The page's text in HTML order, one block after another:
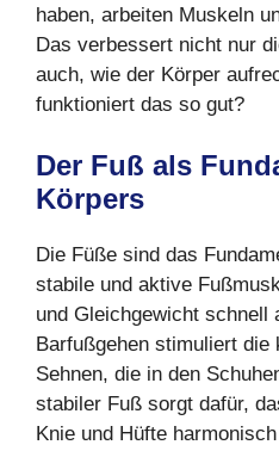
haben, arbeiten Muskeln
Das verbessert nicht nur
auch, wie der Körper
funktioniert das so gut?
Der Fuß als
Körpers
Die Füße sind das
stabile und aktive
und Gleichgewicht schnell
Barfußgehen stimuliert die
Sehnen, die in den
stabiler Fuß sorgt dafür,
Knie und Hüfte